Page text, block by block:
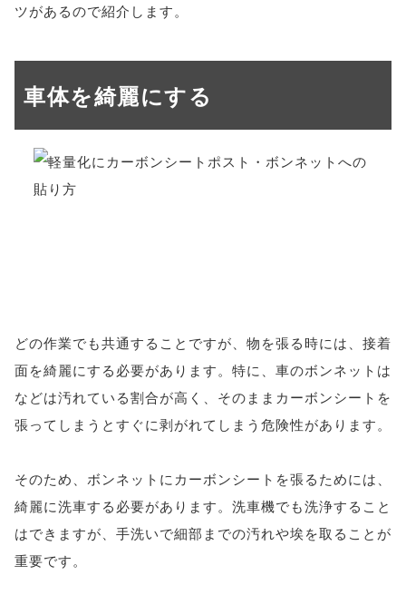
ツがあるので紹介します。
車体を綺麗にする
どの作業でも共通することですが、物を張る時には、接着
面を綺麗にする必要があります。特に、車のボンネットは
などは汚れている割合が高く、そのままカーボンシートを
張ってしまうとすぐに剥がれてしまう危険性があります。
そのため、ボンネットにカーボンシートを張るためには、
綺麗に洗車する必要があります。洗車機でも洗浄すること
はできますが、手洗いで細部までの汚れや埃を取ることが
重要です。